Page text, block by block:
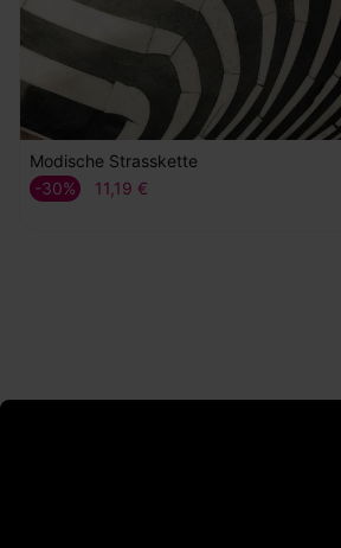
Modische Strasskette
11,19 €
-30%